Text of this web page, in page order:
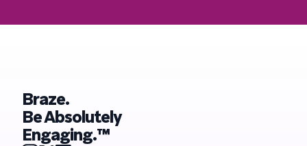
Braze.
Be Absolutely
Engaging.™